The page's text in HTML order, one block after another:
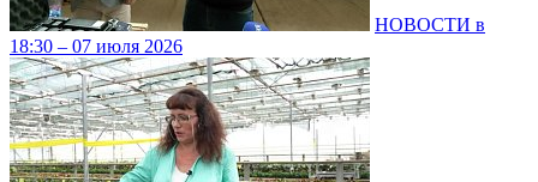
НОВОСТИ в
18:30 – 07 июля 2026